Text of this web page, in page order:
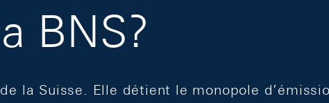
BNS?
la Suisse. Elle détient le monopole